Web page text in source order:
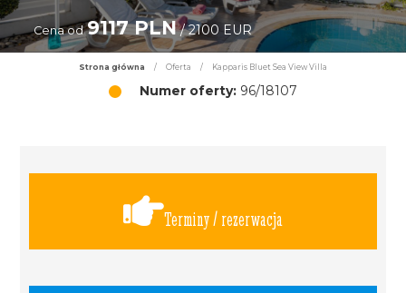
Cena od 9117 PLN/ 2100 EUR
Strona główna / Oferta / Kapparis Bluet Sea View Villa
Numer oferty: 96/18107
Terminy / rezerwacja